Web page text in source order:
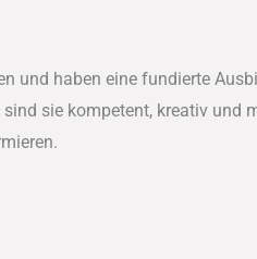
und haben eine fundierte
sie kompetent, kreativ und